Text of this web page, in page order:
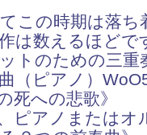
この時期は落ち
は数えるほどで
トのための三重
（ピアノ）
死への悲歌》
ピアノまたはオ